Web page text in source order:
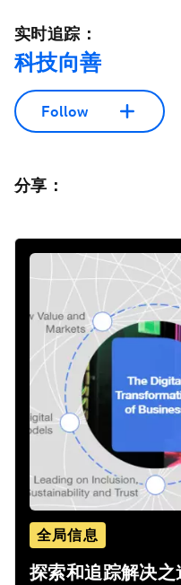
实时追踪：
科技向善
Follow
分享：
全局信息
探索和追踪解决之